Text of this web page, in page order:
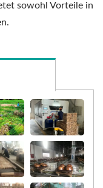
sowohl Vorteile in